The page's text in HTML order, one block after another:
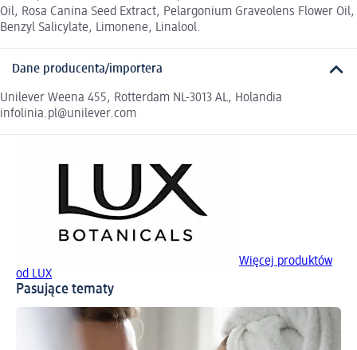
Oil, Rosa Canina Seed Extract, Pelargonium Graveolens Flower Oil,
Benzyl Salicylate, Limonene, Linalool.
Dane producenta/importera
Unilever Weena 455, Rotterdam NL-3013 AL, Holandia
infolinia.pl@unilever.com
Więcej produktów
od LUX
Pasujące tematy